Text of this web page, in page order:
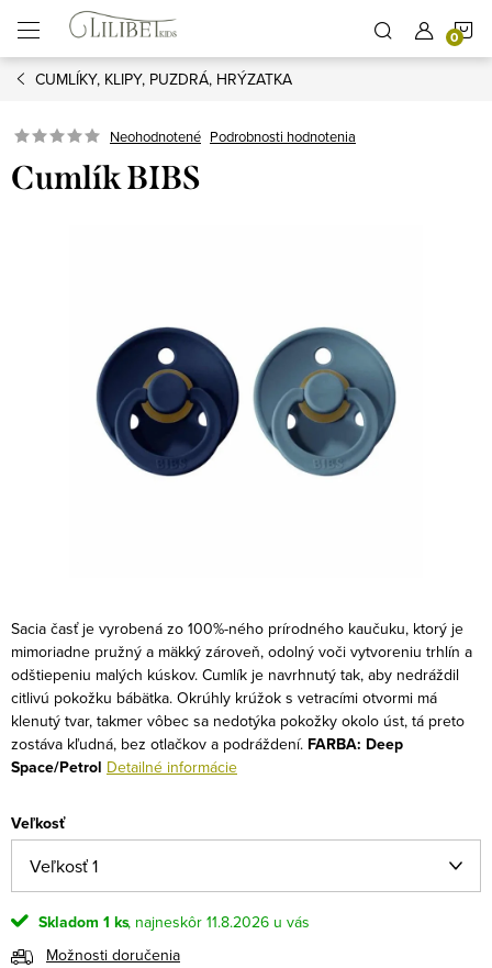
obsah
CUMLÍKY, KLIPY, PUZDRÁ, HRÝZATKA
Neohodnotené Podrobnosti hodnotenia
Cumlík BIBS
Sacia časť je vyrobená zo 100%-ného prírodného kaučuku, ktorý je
mimoriadne pružný a mäkký zároveň, odolný voči vytvoreniu trhlín a
odštiepeniu malých kúskov. Cumlík je navrhnutý tak, aby nedráždil
citlivú pokožku bábätka. Okrúhly krúžok s vetracími otvormi má
klenutý tvar, takmer vôbec sa nedotýka pokožky okolo úst, tá preto
zostáva kľudná, bez otlačkov a podráždení. FARBA: Deep
Space/Petrol Detailné informácie
Veľkosť
Skladom 1 ks
11.8.2026
Možnosti doručenia